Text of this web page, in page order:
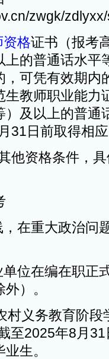
zwgk/
资格证书（报考
的普通话水平
可凭有效期内
教师职业能力
）及以上的普通
31日前取得相
他资格条件，
在重大政治问
位在编在职正
）。
村义务教育阶
至2025年8月
生。